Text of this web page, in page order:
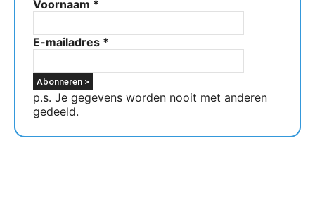
Voornaam *
E-mailadres *
p.s. Je gegevens worden nooit met anderen
gedeeld.